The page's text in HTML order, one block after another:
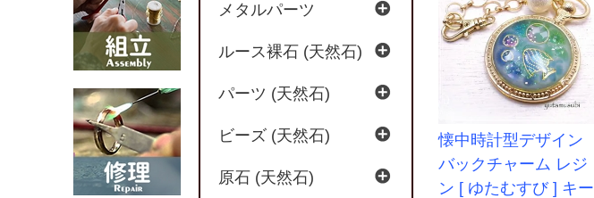
懐中時計型デザイン
バックチャーム レジ
ン [ ゆたむすび ] キー
メタルパーツ
ルース裸石 (天然石)
パーツ (天然石)
ビーズ (天然石)
原石 (天然石)